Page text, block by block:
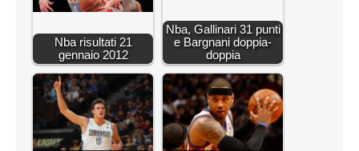
Nba risultati 21
gennaio 2012
Nba, Gallinari 31 punti
e Bargnani doppia-
doppia